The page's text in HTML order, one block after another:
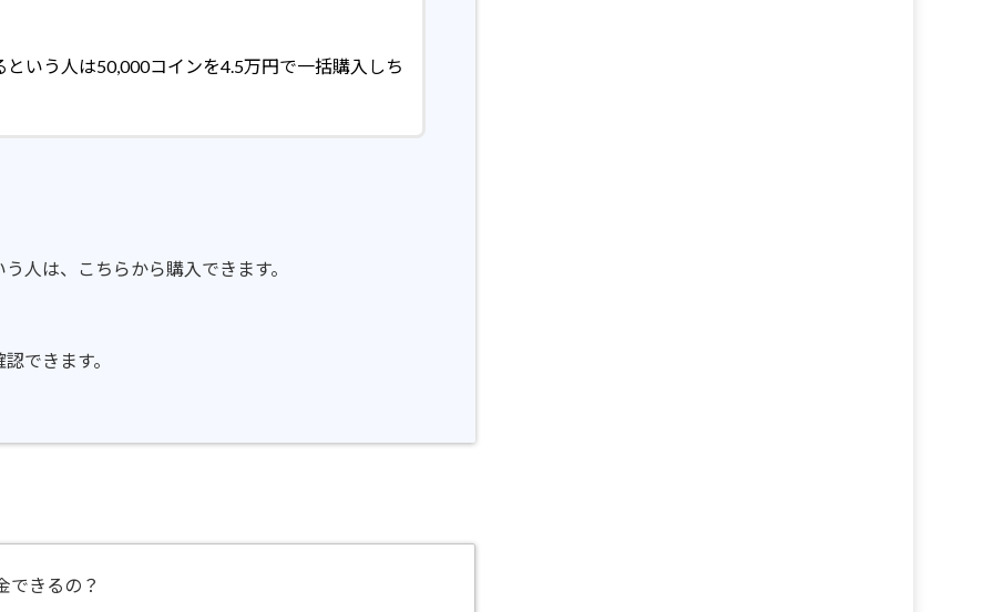
という人は50,000コインを4.5万円で一括購入しち
人は、こちらから購入できます。
できます。
できるの？